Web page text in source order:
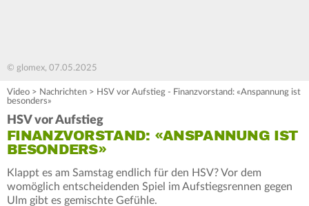
© glomex, 07.05.2025
Video > Nachrichten > HSV vor Aufstieg - Finanzvorstand: «Anspannung ist
besonders»
HSV vor Aufstieg
FINANZVORSTAND: «ANSPANNUNG IST
BESONDERS»
Klappt es am Samstag endlich für den HSV? Vor dem
womöglich entscheidenden Spiel im Aufstiegsrennen gegen
Ulm gibt es gemischte Gefühle.